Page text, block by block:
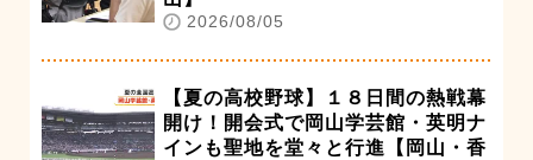
2026/08/05
【夏の高校野球】１８日間の熱戦幕
開け！開会式で岡山学芸館・英明ナ
インも聖地を堂々と行進【岡山・香